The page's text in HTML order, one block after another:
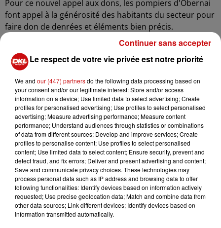
Pour ce nouvel appel aux dons, les pompiers d'Obernai
font appel à la générosité des habitants du secteur pour
faire don de denrées et éléments bien précis.
Voici la liste communiquée par les pompiers
Pâtes, riz, légumes secs
Conserves
Papier toilette
Essuie tout
Mouchoirs en papier
Brosse à dent, dentifrice
Capsules de lessive
Café moulu et filtres
Une permanence sera assurée de 17h30 à 19h30
niveau du parking du Stade a Obernaice mercredi 23 et
jeudi 24 marspour la récolte des dons.
Le respect de votre vie privée est notre priorité
We and our (447) partnersdo the following data processing based on
your consent and/or our legitimate interest: Store and/or access
information on a device; Use limited data to select advertising; Create
profiles for personalised advertising; Use profiles to select personalised
advertising; Measure advertising performance; Measure content
performance; Understand audiences through statistics or combinations
of data from different sources; Develop and improve services; Create
profiles to personalise content; Use profiles to select personalised
content; Use limited data to select content; Ensure security, prevent and
detect fraud, and fix errors; Deliver and present advertising and content;
Save and communicate privacy choices. These technologies may
process personal data such as IP address and browsing data to offer
following functionalities: Identify devices based on information actively
requested; Use precise geolocation data; Match and combine data from
other data sources; Link different devices; Identify devices based on
information transmitted automatically.
Continuer sans accepter